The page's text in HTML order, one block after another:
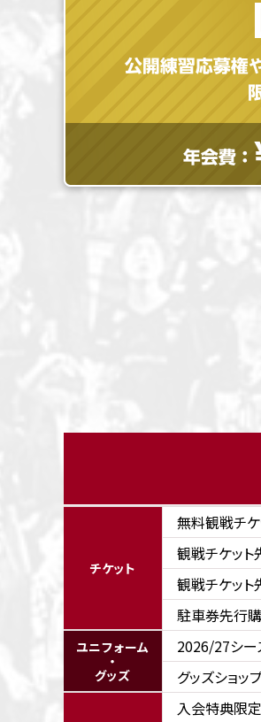
チケット
無料観戦チケ
観戦チケッ
観戦チケット
駐車券先行
ユニフォーム
・
グッズ
2026/27シー
グッズショッ
入会特典限